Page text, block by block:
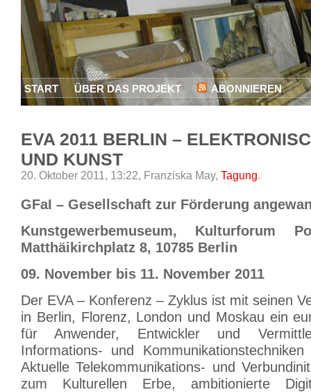
START ÜBER DAS PROJEKT ABONNIEREN
EVA 2011 BERLIN –
UND KUNST
20. Oktober 2011, 13:22, Franziska May, Tagung.
GFaI – Gesellschaft zur Förderung
Kunstgewerbemuseum, Kulturforum
Matthäikirchplatz 8, 10785 Berlin
09. November bis 11. November 2011
Der EVA – Konferenz – Zyklus ist mit seinen
in Berlin, Florenz, London und Moskau ein
für Anwender, Entwickler und
Informations- und
Aktuelle Telekommunikations- und
zum Kulturellen Erbe, ambitionierte